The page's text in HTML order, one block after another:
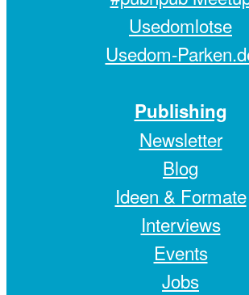
Usedomlotse
Usedom-
Publishing
Newsletter
Blog
Ideen & Formate
Interviews
Events
Jobs